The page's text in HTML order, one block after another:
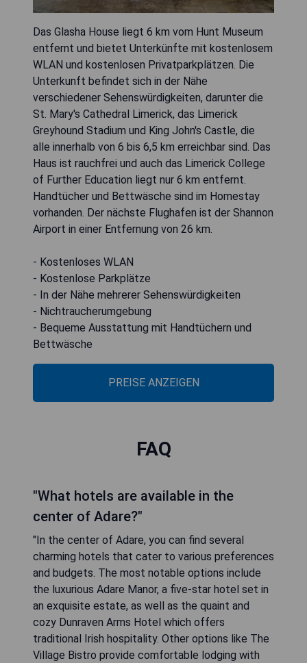
Das Glasha House liegt 6 km vom Hunt Museum
entfernt und bietet Unterkünfte mit kostenlosem
WLAN und kostenlosen Privatparkplätzen. Die
Unterkunft befindet sich in der Nähe
verschiedener Sehenswürdigkeiten, darunter die
St. Mary's Cathedral Limerick, das Limerick
Greyhound Stadium und King John's Castle, die
alle innerhalb von 6 bis 6,5 km erreichbar sind. Das
Haus ist rauchfrei und auch das Limerick College
of Further Education liegt nur 6 km entfernt.
Handtücher und Bettwäsche sind im Homestay
vorhanden. Der nächste Flughafen ist der Shannon
Airport in einer Entfernung von 26 km.
- Kostenloses WLAN
- Kostenlose Parkplätze
- In der Nähe mehrerer Sehenswürdigkeiten
- Nichtraucherumgebung
- Bequeme Ausstattung mit Handtüchern und
Bettwäsche
PREISE ANZEIGEN
FAQ
"What hotels are available in the
center of Adare?"
"In the center of Adare, you can find several
charming hotels that cater to various preferences
and budgets. The most notable options include
the luxurious Adare Manor, a five-star hotel set in
an exquisite estate, as well as the quaint and
cozy Dunraven Arms Hotel which offers
traditional Irish hospitality. Other options like The
Village Bistro provide comfortable lodging with